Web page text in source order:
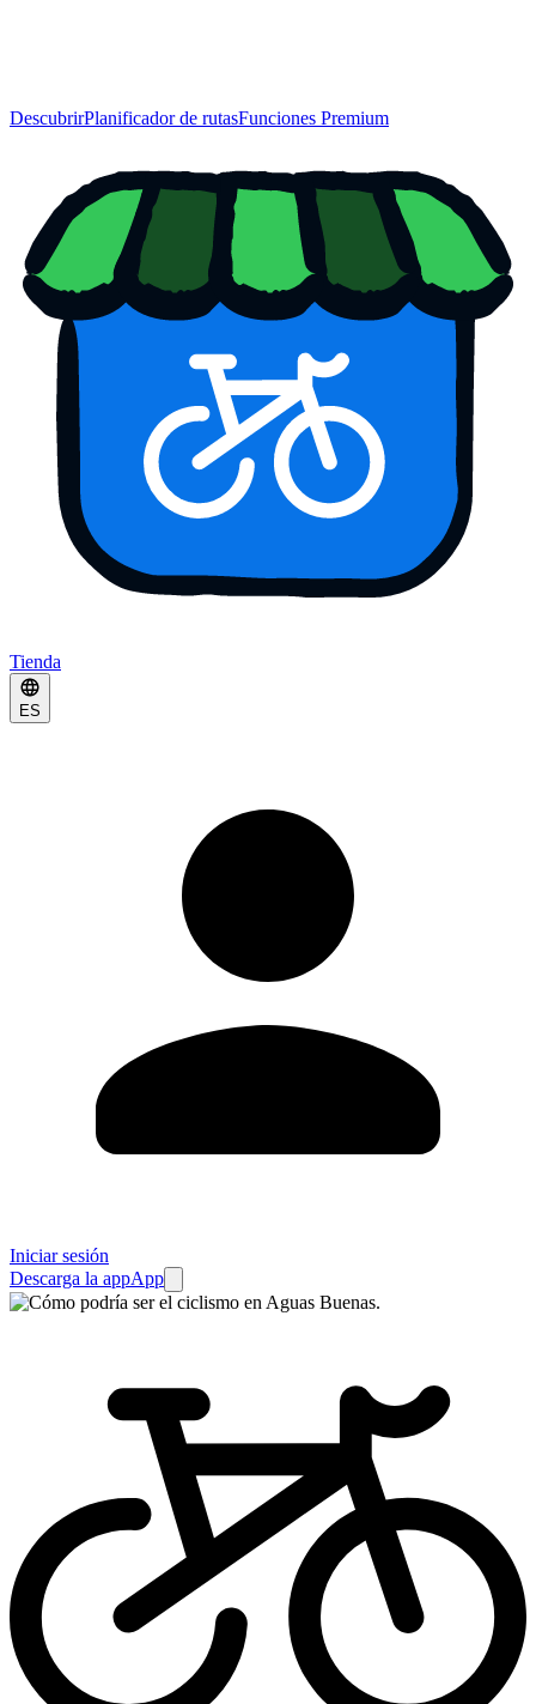
DescubrirPlanificador de rutasFunciones Premium
Tienda
ES
Iniciar sesión
Descarga la appApp